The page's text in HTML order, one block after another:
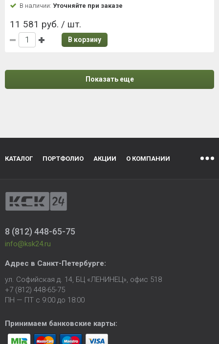
В наличии: Уточняйте при заказе
11 581 руб. / шт.
В корзину
Показать еще
КАТАЛОГ ПОРТФОЛИО АКЦИИ О КОМПАНИИ
8 (812) 448-65-75
info@ksk24.ru
Адрес в Санкт-Петербурге:
ул. Софийская д. 14, БЦ «ЛЕНИНЕЦ», офис 518
+7 (812) 448-65-75
ПН — ПТ с 9:00 до 18:00
Принимаем банковские карты: